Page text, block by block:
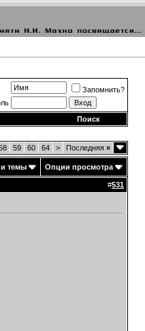
Запомнить?
Поиск
59 60 64 > Последняя »
темы Опции просмотра
#531